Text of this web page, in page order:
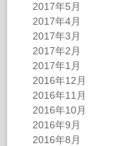
2017年5月
2017年4月
2017年3月
2017年2月
2017年1月
2016年12月
2016年11月
2016年10月
2016年9月
2016年8月